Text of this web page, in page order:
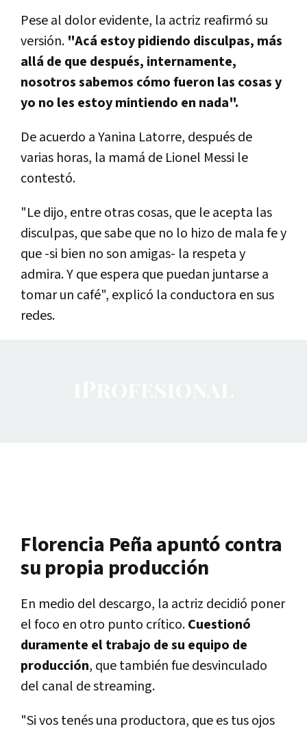
Pese al dolor evidente, la actriz reafirmó su
versión. "Acá estoy pidiendo disculpas, más
allá de que después, internamente,
nosotros sabemos cómo fueron las cosas y
yo no les estoy mintiendo en nada".
De acuerdo a Yanina Latorre, después de
varias horas, la mamá de Lionel Messi le
contestó.
"Le dijo, entre otras cosas, que le acepta las
disculpas, que sabe que no lo hizo de mala fe y
que -si bien no son amigas- la respeta y
admira. Y que espera que puedan juntarse a
tomar un café", explicó la conductora en sus
redes.
Florencia Peña apuntó contra
su propia producción
En medio del descargo, la actriz decidió poner
el foco en otro punto crítico.Cuestionó
duramente el trabajo de su equipo de
producción, que también fue desvinculado
del canal de streaming.
"Si vos tenés una productora, que es tus ojos